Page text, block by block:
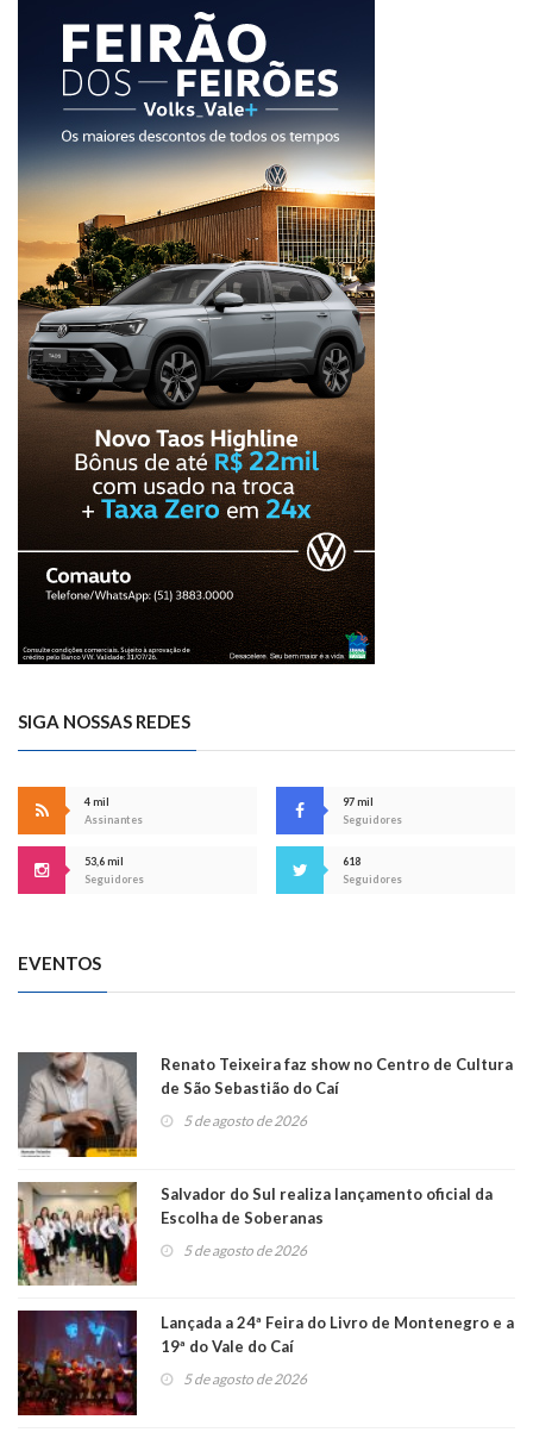
SIGA NOSSAS REDES
4 mil
Assinantes
97 mil
Seguidores
53,6 mil
Seguidores
618
Seguidores
EVENTOS
Renato Teixeira faz show no Centro de Cultura
de São Sebastião do Caí
5 de agosto de 2026
Salvador do Sul realiza lançamento oficial da
Escolha de Soberanas
5 de agosto de 2026
Lançada a 24ª Feira do Livro de Montenegro e a
19ª do Vale do Caí
5 de agosto de 2026